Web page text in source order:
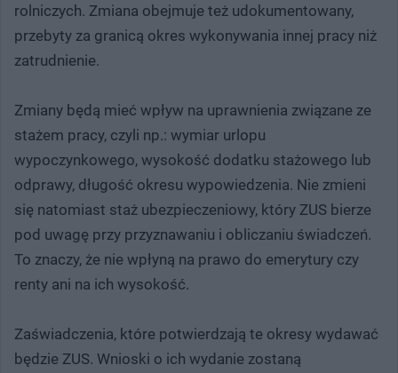
rolniczych. Zmiana obejmuje też udokumentowany,
przebyty za granicą okres wykonywania innej pracy niż
zatrudnienie.
Zmiany będą mieć wpływ na uprawnienia związane ze
stażem pracy, czyli np.: wymiar urlopu
wypoczynkowego, wysokość dodatku stażowego lub
odprawy, długość okresu wypowiedzenia. Nie zmieni
się natomiast staż ubezpieczeniowy, który ZUS bierze
pod uwagę przy przyznawaniu i obliczaniu świadczeń.
To znaczy, że nie wpłyną na prawo do emerytury czy
renty ani na ich wysokość.
Zaświadczenia, które potwierdzają te okresy wydawać
będzie ZUS. Wnioski o ich wydanie zostaną